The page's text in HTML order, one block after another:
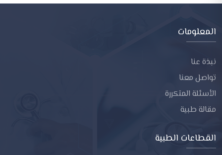
المعلومات
نبذة عنا
تواصل معنا
الأسئلة المتكررة
مقالة طبية
القطاعات الطبية